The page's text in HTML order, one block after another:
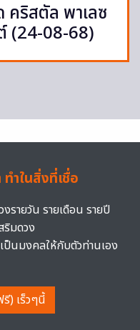
คริสตัล พาเลซ
(24-08-68)
ำในสิ่งที่เชื่อ
รายวัน รายเดือน รายปี
ริมดวง
ป็นมงคลให้กับตัวท่านเอง
) เร็วๆนี้